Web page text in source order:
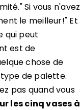
Si vous n'avez
le meilleur!" Et
qui peut
est de
chose de
de palette.
pas quand vous
les cinq vases à